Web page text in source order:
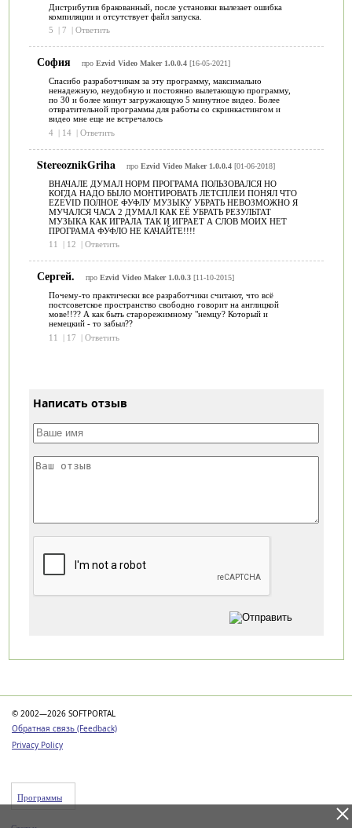
Дистрибутив бракованный, после установки вылезает ошибка
компиляции и отсутствует файл запуска.
5
| 7 | Ответить
София про Ezvid Video Maker 1.0.0.4[16-05-2021]
Спасибо разработчикам за эту программу, максимально
ненадежную, неудобную и постоянно вылетающую программу,
по 30 и более минут загружающую 5 минутное видео. Более
отвратительной программы для работы со скринкастингом и
видео мне еще не встречалось
4 | 14 | Ответить
StereoznikGriha про Ezvid Video Maker 1.0.0.4[01-06-2018]
ВНАЧАЛЕ ДУМАЛ НОРМ ПРОГРАМА ПОЛЬЗОВАЛСЯ НО
КОГДА НАДО БЫЛО МОНТИРОВАТЬ ЛЕТСПЛЕИ ПОНЯЛ ЧТО
EZEVID ПОЛНОЕ ФУФЛУ МУЗЫКУ УБРАТЬ НЕВОЗМОЖНО Я
МУЧАЛСЯ ЧАСА 2 ДУМАЛ КАК ЕЁ УБРАТЬ РЕЗУЛЬТАТ
МУЗЫКА КАК ИГРАЛА ТАК И ИГРАЕТ А СЛОВ МОИХ НЕТ
ПРОГРАМА ФУФЛО НЕ КАЧАЙТЕ!!!!
11
| 12 | Ответить
Сергей. про Ezvid Video Maker 1.0.0.3[11-10-2015]
Почему-то практически все разработчики считают, что всё
постсоветское пространство свободно говорит на англицкой
мове!!?? А как быть старорежимному "немцу? Который и
немецкий - то забыл??
11
| 17 | Ответить
Написать отзыв
© 2002—2026 SOFTPORTAL
Обратная связь (Feedback)
Privacy Policy
Программы